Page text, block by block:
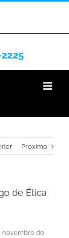
Próximo
de Ética
novembro do